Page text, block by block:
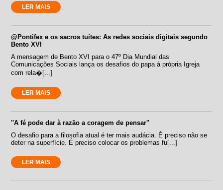
LER MAIS
@Pontifex e os sacros tuítes: As redes sociais digitais segundo
Bento XVI
A mensagem de Bento XVI para o 47º Dia Mundial das
Comunicações Sociais lança os desafios do papa à própria Igreja
com rela�[...]
LER MAIS
''A fé pode dar à razão a coragem de pensar''
O desafio para a filosofia atual é ter mais audácia. É preciso não se
deter na superfície. É preciso colocar os problemas fu[...]
LER MAIS